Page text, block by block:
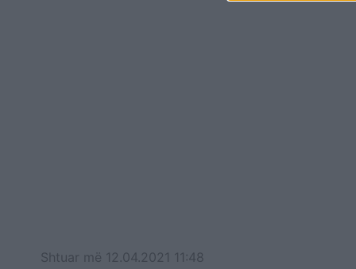
Shtuar më 12.04.2021 11:48